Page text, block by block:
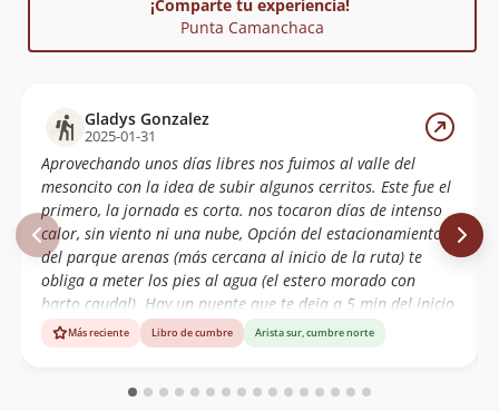
¡Comparte tu experiencia!
Punta Camanchaca
Gladys Gonzalez
2025-01-31
Aprovechando unos días libres nos fuimos al valle del
mesoncito con la idea de subir algunos cerritos. Este fue el
primero, la jornada es corta. nos tocaron días de intenso
calor, sin viento ni una nube, Opción del estacionamiento
del parque arenas (más cercana al inicio de la ruta) te
obliga a meter los pies al agua (el estero morado con
harto caudal). Hay un puente que te deja a 5 min del inicio
de la subida, pero tiene reja y candado... otra opción es
cruzarlo mucho antes, por unos puentes de roca. En este
las vegas. Cerro muy entretenido, harta caída de piedras.
Más reciente Libro de cumbre Arista sur, cumbre norte